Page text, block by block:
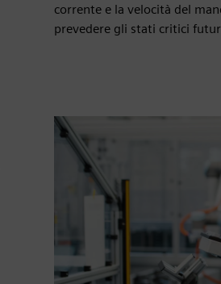
corrente e la velocità del
prevedere gli stati critici